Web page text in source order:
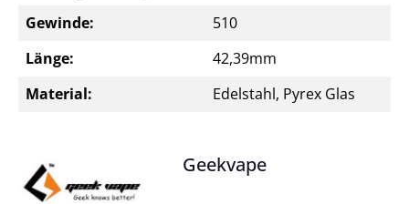
Gewinde:
510
Länge:
42,39mm
Material:
Edelstahl, Pyrex Glas
Geekvape